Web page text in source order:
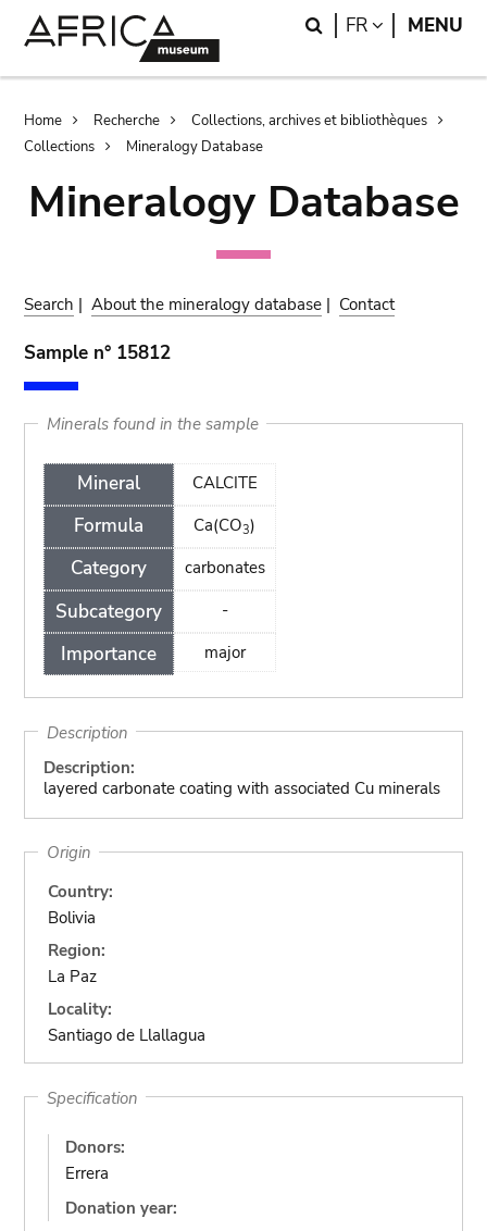
Search
FR LANGUAGE
MENU
Breadcrumb
Home Recherche
Collections, archives et bibliothèques
Collections
Mineralogy Database
Mineralogy Database
Search |About the mineralogy database | Contact
Sample n° 15812
Minerals found in the sample
Mineral
Formula
Category
Subcategory
Importance
CALCITE
Ca(CO3)
carbonates
-
major
Description
Description:
layered carbonate coating with associated Cu minerals
Origin
Country:
Bolivia
Region:
La Paz
Locality:
Santiago de Llallagua
Specification
Donors:
Errera
Donation year: